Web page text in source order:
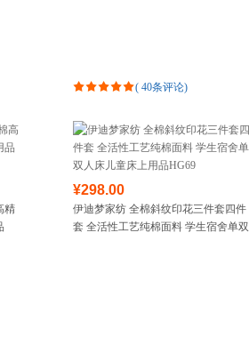
( 40条评论)
精
¥298.00
伊迪梦家纺 全棉斜纹印花三件套四件
套 全活性工艺纯棉面料 学生宿舍单双